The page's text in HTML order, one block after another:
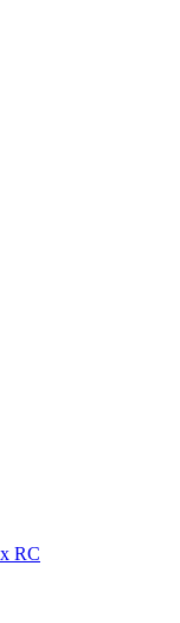
RC